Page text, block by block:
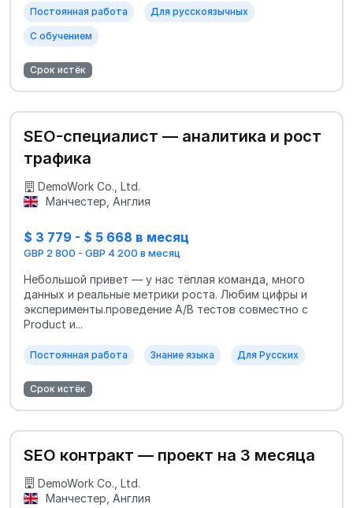
Постоянная работа Для русскоязычных
С обучением
Срок истёк
SEO-специалист — аналитика и рост
трафика
DemoWork Co., Ltd.
Манчестер, Англия
$ 3 779 - $ 5 668 в месяц
GBP 2 800 - GBP 4 200 в месяц
Небольшой привет — у нас тёплая команда, много
данных и реальные метрики роста. Любим цифры и
эксперименты.проведение A/B тестов совместно с
Product и...
Постоянная работа Знание языка Для Русских
Срок истёк
SEO контракт — проект на 3 месяца
DemoWork Co., Ltd.
Манчестер, Англия